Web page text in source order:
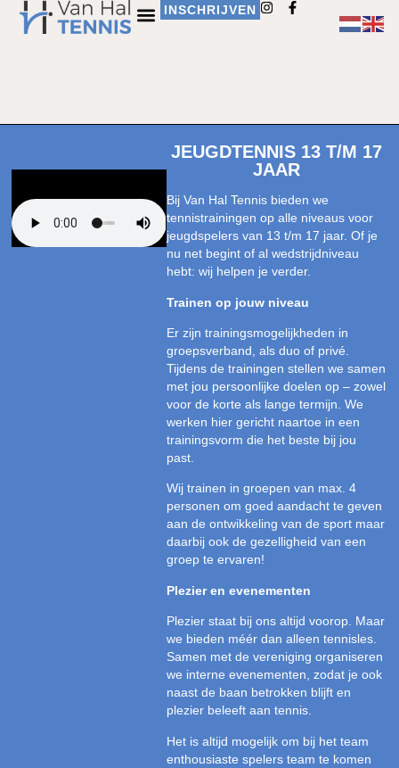
INSCHRIJVEN
JEUGDTENNIS 13 T/M 17
JAAR
Bij Van Hal Tennis bieden we
tennistrainingen op alle niveaus voor
jeugdspelers van 13 t/m 17 jaar. Of je
nu net begint of al wedstrijdniveau
hebt: wij helpen je verder.
Trainen op jouw niveau
Er zijn trainingsmogelijkheden in
groepsverband, als duo of privé.
Tijdens de trainingen stellen we samen
met jou persoonlijke doelen op – zowel
voor de korte als lange termijn. We
werken hier gericht naartoe in een
trainingsvorm die het beste bij jou
past.
Wij trainen in groepen van max. 4
personen om goed aandacht te geven
aan de ontwikkeling van de sport maar
daarbij ook de gezelligheid van een
groep te ervaren!
Plezier en evenementen
Plezier staat bij ons altijd voorop. Maar
we bieden méér dan alleen tennisles.
Samen met de vereniging organiseren
we interne evenementen, zodat je ook
naast de baan betrokken blijft en
plezier beleeft aan tennis.
Het is altijd mogelijk om bij het team
enthousiaste spelers team te komen